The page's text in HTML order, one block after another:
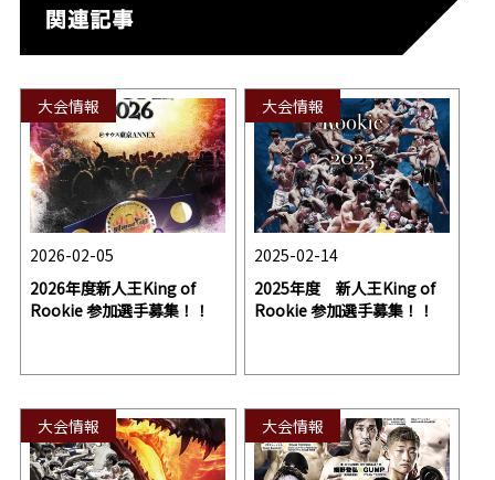
大会情報
2026-02-05
2026年度新人王King of
Rookie 参加選手募集！！
大会情報
2025-02-14
2025年度 新人王King of
Rookie 参加選手募集！！
大会情報 大会情報